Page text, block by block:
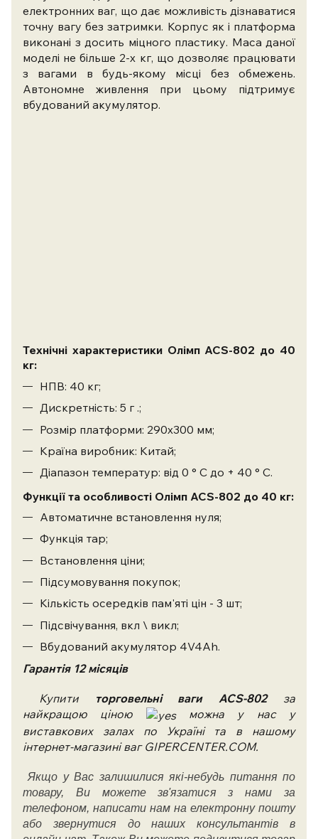
електронних ваг, що дає можливість дізнаватися
точну вагу без затримки. Корпус як і платформа
виконані з досить міцного пластику. Маса даної
моделі не більше 2-х кг, що дозволяє працювати
з вагами в будь-якому місці без обмежень.
Автономне живлення при цьому підтримує
вбудований акумулятор.
Технічні характеристики Олімп ACS-802 до 40
кг:
НПВ: 40 кг;
Дискретність: 5 г .;
Розмір платформи: 290х300 мм;
Країна виробник: Китай;
Діапазон температур: від 0 ° С до + 40 ° С.
Функції та особливості Олімп ACS-802 до 40 кг:
Автоматичне встановлення нуля;
Функція тар;
Встановлення ціни;
Підсумовування покупок;
Кількість осередків пам'яті цін - 3 шт;
Підсвічування, вкл \ викл;
Вбудований акумулятор 4V4Ah.
Гарантія 12 місяців
Купити торговельні ваги ACS-802за
найкращою ціною
можна у нас у
виставкових залах по Україні та в нашому
інтернет-магазині ваг GIPERCENTER.COM.
Якщо у Вас залишилися які-небудь питання по
товару, Ви можете зв'язатися з нами за
телефоном, написати нам на електронну пошту
або звернутися до наших консультантів в